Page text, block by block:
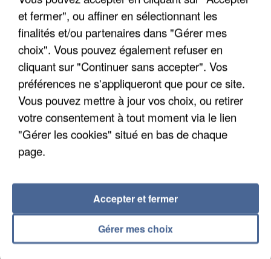
UN SECOND CADRE DE LA DZ MAFIA
INTERPELLÉ EN ALGÉRIE
et fermer", ou affiner en sélectionnant les
finalités et/ou partenaires dans "Gérer mes
choix". Vous pouvez également refuser en
cliquant sur "Continuer sans accepter". Vos
préférences ne s'appliqueront que pour ce site.
Vous pouvez mettre à jour vos choix, ou retirer
votre consentement à tout moment via le lien
"Gérer les cookies" situé en bas de chaque
page.
Gérer mes choix
Accepter et fermer